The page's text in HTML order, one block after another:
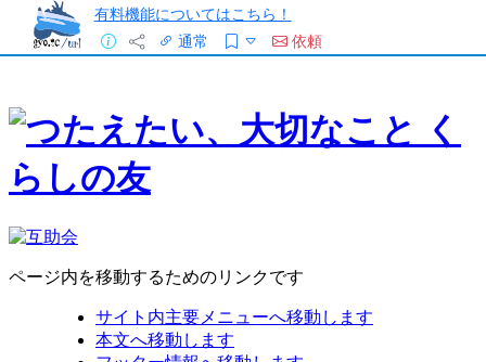
有料機能についてはこちら！
通常
依頼